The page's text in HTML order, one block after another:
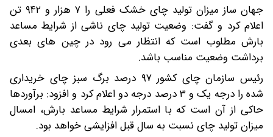
جهان ساز میزان تولید چای خشک فعلی را ۷ هزار و ۹۴۲ تن
اعلام کرد و گفت: وضعیت تولید چای ناشی از شرایط مساعد
بارش مطلوب است که انتظار می رود در چین های بعدی
برداشت وضعیت مناسب باشد.
رئیس سازمان چای کشور ۹۷ درصد برگ سبز چای خریداری
شده را درجه یک و ۳ درصد درجه دو اعلام کرد و افزود: برآوردها
حاکی از آن است که با استمرار شرایط مساعد بارش، امسال
میزان تولید چای نسبت به سال قبل افزایشی خواهد بود.